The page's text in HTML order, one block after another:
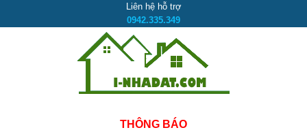
Liên hệ hỗ trợ
0942.335.349
THÔNG BÁO